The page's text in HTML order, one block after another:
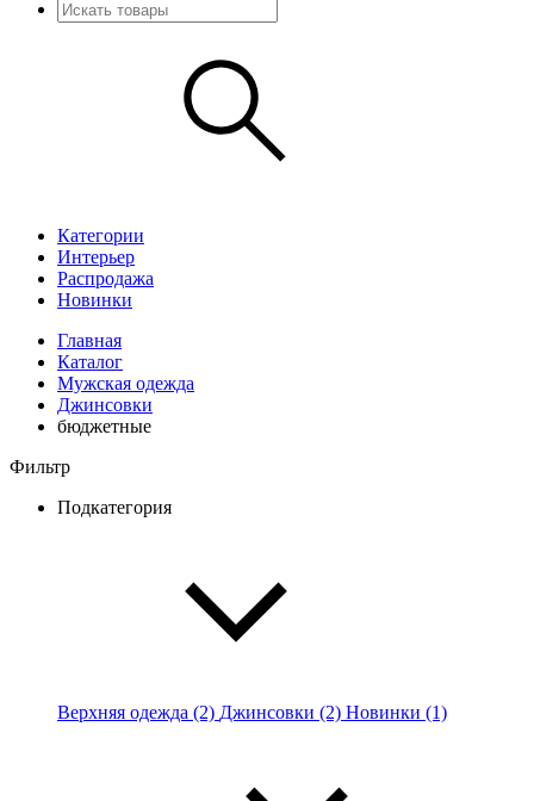
Категории
Интерьер
Распродажа
Новинки
Главная
Каталог
Мужская одежда
Джинсовки
бюджетные
Фильтр
Подкатегория
Верхняя одежда (2) Джинсовки (2) Новинки (1)